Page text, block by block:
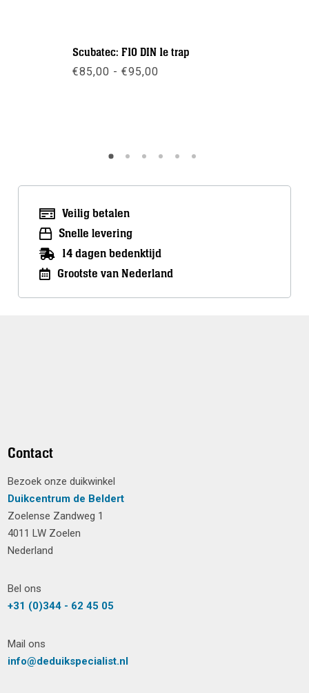
Scubatec: F10 DIN 1e trap
€85,00 - €95,00
Veilig betalen
Snelle levering
14 dagen bedenktijd
Grootste van Nederland
Contact
Bezoek onze duikwinkel
Duikcentrum de Beldert
Zoelense Zandweg 1
4011 LW Zoelen
Nederland
Bel ons
+31 (0)344 - 62 45 05
Mail ons
info@deduikspecialist.nl